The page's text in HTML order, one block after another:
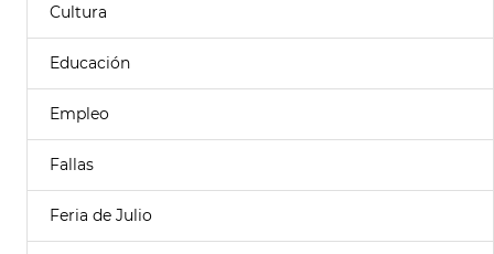
Cultura
Educación
Empleo
Fallas
Feria de Julio